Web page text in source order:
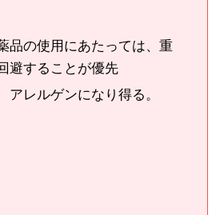
品の使用にあたっては、重
避することが優先
アレルゲンになり得る。